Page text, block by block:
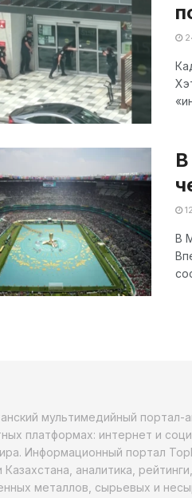
В
мультимедийный
платформах: интернет и
Информационный портал
Казахстана, аналитика,
металлов, сырьевых и